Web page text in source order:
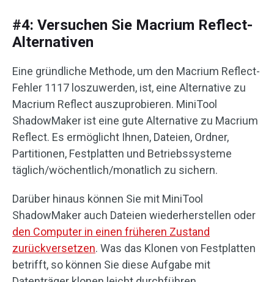
#4: Versuchen Sie Macrium Reflect-
Alternativen
Eine gründliche Methode, um den Macrium Reflect-
Fehler 1117 loszuwerden, ist, eine Alternative zu
Macrium Reflect auszuprobieren. MiniTool
ShadowMaker ist eine gute Alternative zu Macrium
Reflect. Es ermöglicht Ihnen, Dateien, Ordner,
Partitionen, Festplatten und Betriebssysteme
täglich/wöchentlich/monatlich zu sichern.
Darüber hinaus können Sie mit MiniTool
ShadowMaker auch Dateien wiederherstellen oder
den Computer in einen früheren Zustand
zurückversetzen. Was das Klonen von Festplatten
betrifft, so können Sie diese Aufgabe mit